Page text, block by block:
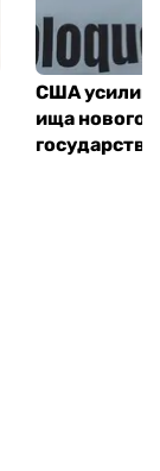
США
ища нового